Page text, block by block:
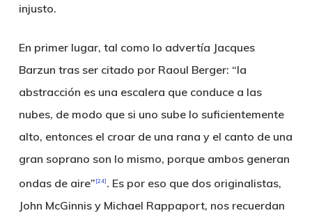
injusto.
En primer lugar, tal como lo advertía Jacques
Barzun tras ser citado por Raoul Berger: “la
abstracción es una escalera que conduce a las
nubes, de modo que si uno sube lo suficientemente
alto, entonces el croar de una rana y el canto de una
gran soprano son lo mismo, porque ambos generan
ondas de aire” [24] . Es por eso que dos originalistas,
John McGinnis y Michael Rappaport, nos recuerdan